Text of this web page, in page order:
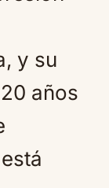
y su
años